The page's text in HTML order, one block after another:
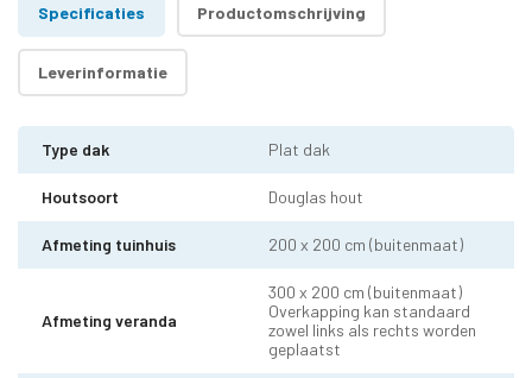
Specificaties Productomschrijving
Leverinformatie
Type dak Plat dak
Houtsoort Douglas hout
Afmeting tuinhuis 200 x 200 cm (buitenmaat)
Afmeting veranda
300 x 200 cm (buitenmaat)
Overkapping kan standaard
zowel links als rechts worden
geplaatst